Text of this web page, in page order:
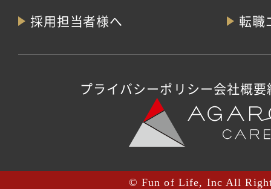
採用担当者様へ 転職
プライバシーポリシー会社概要
© Fun of Life, Inc All Right